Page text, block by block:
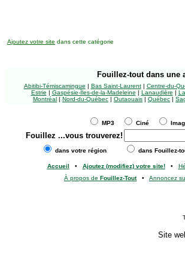
Ajoutez votre site dans cette catégorie
Fouillez-tout dans une
Abitibi-Témiscamingue | Bas Saint-Laurent| Centre-du-
Estrie | Gaspésie-Îles-de-la-Madeleine | Lanaudière |
Montréal | Nord-du-Québec | Outaouais | Québec |
MP3 Ciné
Fouillez ...vous trouverez!
dans votre région dans Fouillez-
Accueil • Ajoutez (modifiez) votre site!•
À propos de Fouillez-Tout• Annoncez
Site